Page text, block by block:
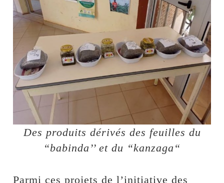
Des produits dérivés des feuilles du
“babinda’’ et du “kanzaga“
Parmi ces projets de l’initiative des